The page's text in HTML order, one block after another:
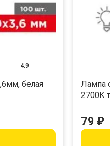
4.9
белая
Лампа
2700K
79 ₽